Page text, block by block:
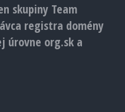
skupiny Team
registra domény
úrovne org.sk a